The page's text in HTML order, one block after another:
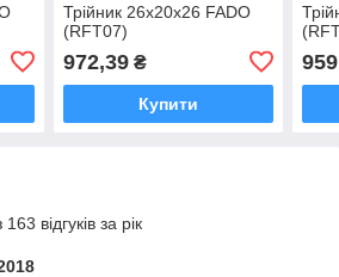
Трійник 26х20х26 FADO
(RFT07)
972,39₴
Купити
відгуків за рік